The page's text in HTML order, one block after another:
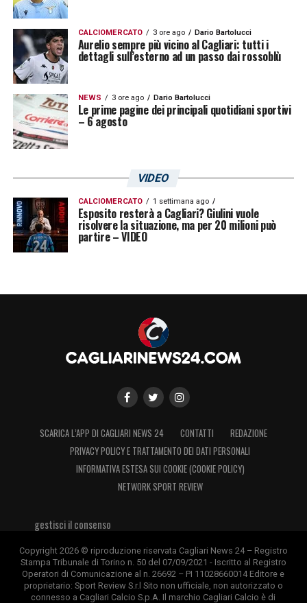
CALCIOMERCATO 3 ore ago Dario Bartolucci
Aurelio sempre più vicino al Cagliari: tutti i
dettagli sull’esterno ad un passo dai rossoblù
NEWS 3 ore ago Dario Bartolucci
Le prime pagine dei principali quotidiani sportivi
– 6 agosto
VIDEO
CALCIOMERCATO 1 settimana ago
Esposito resterà a Cagliari? Giulini vuole
risolvere la situazione, ma per 20 milioni può
partire – VIDEO
SCARICA L’APP DI CAGLIARI NEWS 24 CONTATTI
REDAZIONE
PRIVACY POLICY E TRATTAMENTO DEI DATI PERSONALI
INFORMATIVA ESTESA SUI COOKIE (COOKIE POLICY)
NETWORK SPORT REVIEW
gestisci il consenso
Copyright 2026 © riproduzione riservata Cagliari News 24 – Registro
Stampa Tribunale di Torino n. 50 del 07/09/2021 - Iscritto al Registro
Operatori di Comunicazione al n. 26692 – PI 11028660014 Editore e
proprietario: Sport Review S.r.l Sito non ufficiale, non autorizzato o
connesso a Cagliari Calcio S.p.A. Il marchio Cagliari Calcio è di